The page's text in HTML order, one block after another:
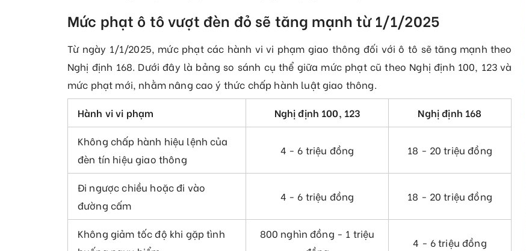
Mức phạt ô tô vượt đèn đỏ sẽ tăng mạnh từ 1/1/2025
Từ ngày 1/1/2025, mức phạt các hành vi vi phạm giao thông đối với ô tô sẽ tăng mạnh theo
Nghị định 168. Dưới đây là bảng so sánh cụ thể giữa mức phạt cũ theo Nghị định 100, 123 và
mức phạt mới, nhằm nâng cao ý thức chấp hành luật giao thông.
Hành vi vi phạm Nghị định 100, 123 Nghị định 168
Không chấp hành hiệu lệnh của
đèn tín hiệu giao thông
4 - 6 triệu đồng 18 - 20 triệu đồng
Đi ngược chiều hoặc đi vào
đường cấm
4 - 6 triệu đồng 18 - 20 triệu đồng
Không giảm tốc độ khi gặp tình
800 nghìn đồng - 1 triệu
4 - 6 triệu đồng